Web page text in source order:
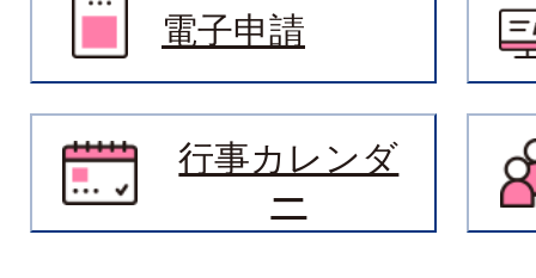
有料広告
未来へのメッセー
ジを発送します！
電子申請
行事カレンダ
ー